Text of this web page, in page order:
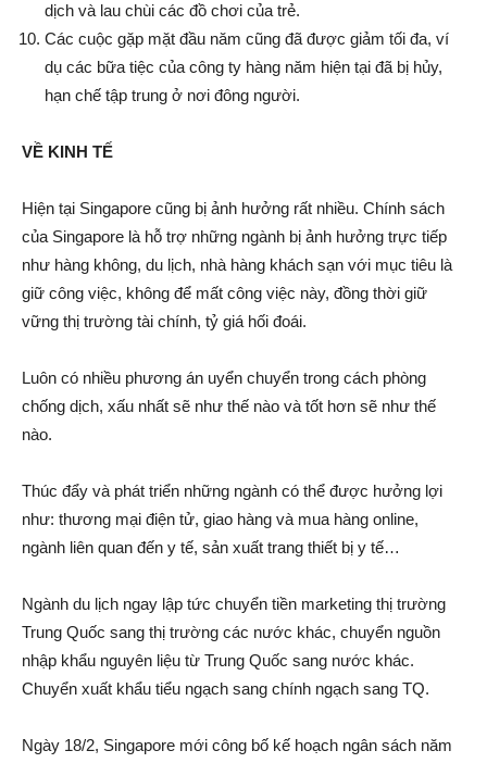
dịch và lau chùi các đồ chơi của trẻ.
Các cuộc gặp mặt đầu năm cũng đã được giảm tối đa, ví
dụ các bữa tiệc của công ty hàng năm hiện tại đã bị hủy,
hạn chế tập trung ở nơi đông người.
VỀ KINH TẾ
Hiện tại Singapore cũng bị ảnh hưởng rất nhiều. Chính sách
của Singapore là hỗ trợ những ngành bị ảnh hưởng trực tiếp
như hàng không, du lịch, nhà hàng khách sạn với mục tiêu là
giữ công việc, không để mất công việc này, đồng thời giữ
vững thị trường tài chính, tỷ giá hối đoái.
Luôn có nhiều phương án uyển chuyển trong cách phòng
chống dịch, xấu nhất sẽ như thế nào và tốt hơn sẽ như thế
nào.
Thúc đẩy và phát triển những ngành có thể được hưởng lợi
như: thương mại điện tử, giao hàng và mua hàng online,
ngành liên quan đến y tế, sản xuất trang thiết bị y tế…
Ngành du lịch ngay lập tức chuyển tiền marketing thị trường
Trung Quốc sang thị trường các nước khác, chuyển nguồn
nhập khẩu nguyên liệu từ Trung Quốc sang nước khác.
Chuyển xuất khẩu tiểu ngạch sang chính ngạch sang TQ.
Ngày 18/2, Singapore mới công bố kế hoạch ngân sách năm